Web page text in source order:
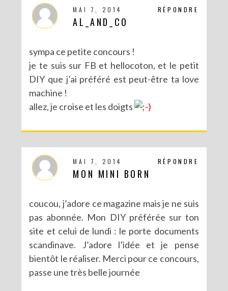
RÉPONDRE
MAI 7, 2014
AL_AND_CO
sympa ce petite concours !
je te suis sur FB et hellocoton, et le petit
DIY que j’ai préféré est peut-être ta love
machine !
allez, je croise et les doigts
RÉPONDRE
MAI 7, 2014
MON MINI BORN
coucou, j’adore ce magazine mais je ne suis
pas abonnée. Mon DIY préférée sur ton
site et celui de lundi : le porte documents
scandinave. J’adore l’idée et je pense
bientôt le réaliser. Merci pour ce concours,
passe une très belle journée